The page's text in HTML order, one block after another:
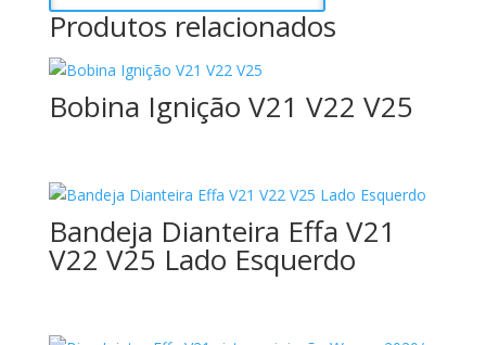
Produtos relacionados
Bobina Ignição V21 V22 V25
Bandeja Dianteira Effa V21
V22 V25 Lado Esquerdo